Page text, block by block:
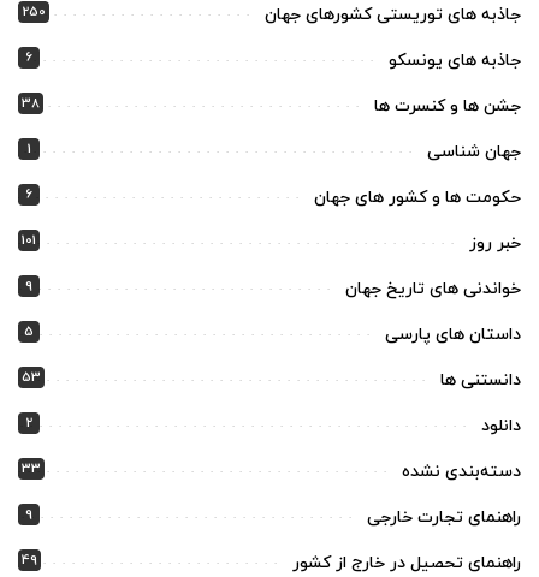
جاذبه های توریستی کشورهای جهان 250
جاذبه های یونسکو 6
جشن ها و کنسرت ها 38
جهان شناسی 1
حکومت ها و کشور های جهان 6
خبر روز 101
خواندنی های تاریخ جهان 9
داستان های پارسی 5
دانستنی ها 53
دانلود 2
دسته‌بندی نشده 33
راهنمای تجارت خارجی 9
راهنمای تحصیل در خارج از کشور 49